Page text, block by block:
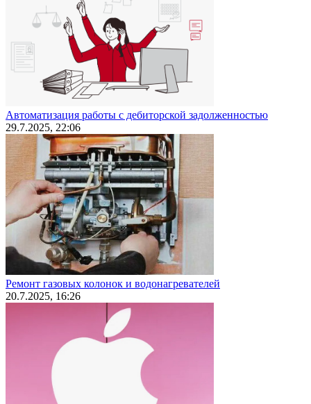
Автоматизация работы с дебиторской задолженностью
29.7.2025, 22:06
Ремонт газовых колонок и водонагревателей
20.7.2025, 16:26